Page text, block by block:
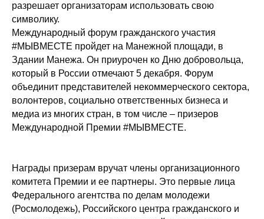
разрешает организаторам использовать свою
символику.
Международный форум гражданского участия
#МЫВМЕСТЕ пройдет на Манежной площади, в
Здании Манежа. Он приурочен ко Дню добровольца,
который в России отмечают 5 декабря. Форум
объединит представителей некоммерческого сектора,
волонтеров, социально ответственных бизнеса и
медиа из многих стран, в том числе – призеров
Международной Премии #МЫВМЕСТЕ.
Награды призерам вручат члены организационного
комитета Премии и ее партнеры. Это первые лица
Федерального агентства по делам молодежи
(Росмолодежь), Российского центра гражданского и